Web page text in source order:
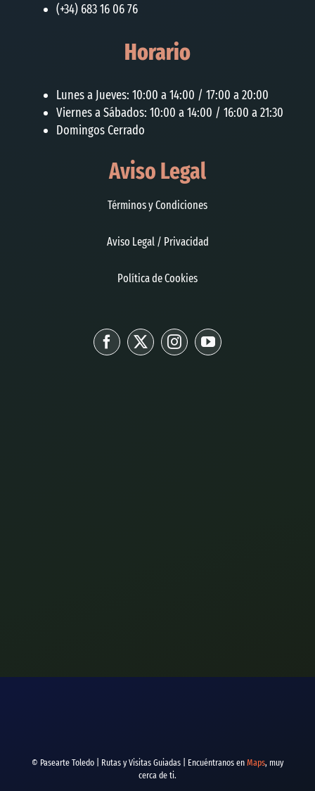
(+34) 683 16 06 76
Horario
Lunes a Jueves: 10:00 a 14:00 / 17:00 a 20:00
Viernes a Sábados: 10:00 a 14:00 / 16:00 a 21:30
Domingos Cerrado
Aviso Legal
Términos y Condiciones
Aviso Legal / Privacidad
Política de Cookies
© Pasearte Toledo | Rutas y Visitas Guiadas | Encuéntranos en Maps, muy
cerca de ti.